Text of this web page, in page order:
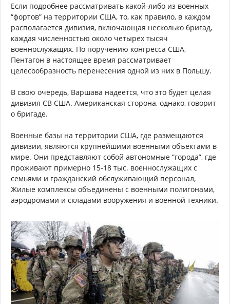
Если подробнее рассматривать какой-либо из военных
“фортов” на территории США, то, как правило, в каждом
располагается дивизия, включающая несколько бригад,
каждая численностью около четырех тысяч
военнослужащих. По поручению конгресса США,
Пентагон в настоящее время рассматривает
целесообразность перенесения одной из них в Польшу.
В свою очередь, Варшава надеется, что это будет целая
дивизия СВ США. Американская сторона, однако, говорит
о бригаде.
Военные базы на территории США, где размещаются
дивизии, являются крупнейшими военными объектами в
мире. Они представляют собой автономные “города”, где
проживают примерно 15-18 тыс. военнослужащих с
семьями и гражданский обслуживающий персонал,
Жилые комплексы объединены с военными полигонами,
аэродромами и складами вооружения и военной техники.